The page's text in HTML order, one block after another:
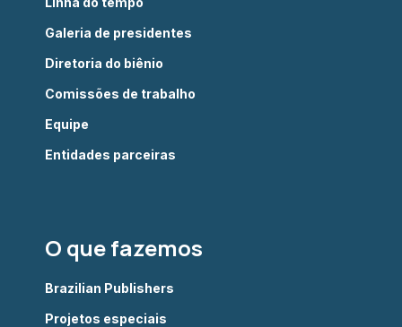
Galeria de presidentes
Diretoria do biênio
Comissões de trabalho
Equipe
Entidades parceiras
O que fazemos
Brazilian Publishers
Projetos especiais